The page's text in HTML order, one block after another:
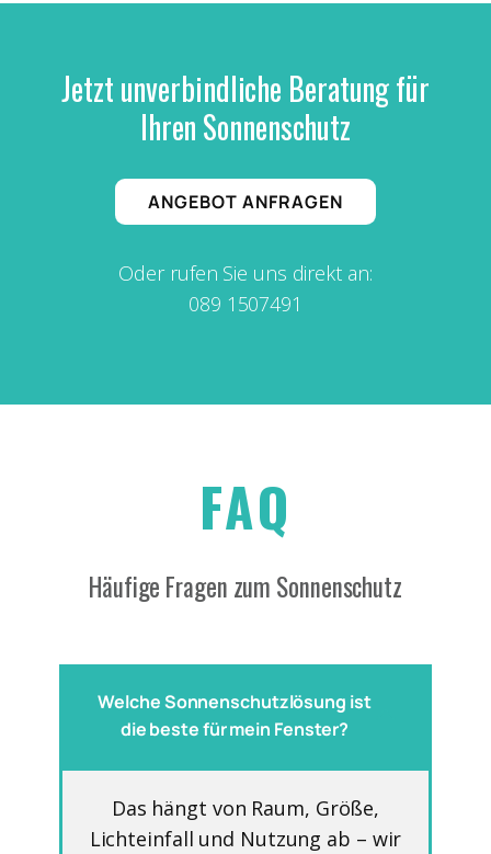
Jetzt unverbindliche Beratung für
Ihren Sonnenschutz
ANGEBOT ANFRAGEN
Oder rufen Sie uns direkt an:
089 1507491
FAQ
Häufige Fragen zum Sonnenschutz
Welche Sonnenschutzlösung ist
die beste für mein Fenster?
Das hängt von Raum, Größe,
Lichteinfall und Nutzung ab – wir